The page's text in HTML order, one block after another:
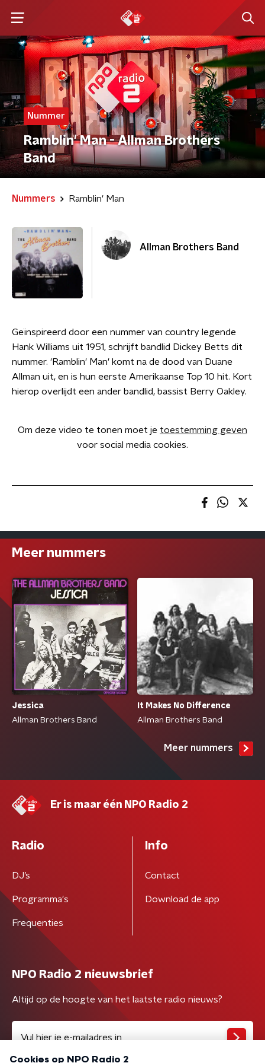
Nummer
Ramblin' Man - Allman Brothers
Band
Nummers Ramblin' Man
Allman Brothers Band
Geïnspireerd door een nummer van country legende
Hank Williams uit 1951, schrijft bandlid Dickey Betts dit
nummer. 'Ramblin' Man' komt na de dood van Duane
Allman uit, en is hun eerste Amerikaanse Top 10 hit. Kort
hierop overlijdt een ander bandlid, bassist Berry Oakley.
Om deze video te tonen moet je toestemming geven
voor social media cookies.
Meer nummers
Jessica
Allman Brothers Band
It Makes No Difference
Allman Brothers Band
Meer nummers
Er is maar één NPO Radio 2
Radio
DJ’s
Programma's
Frequenties
Info
Contact
Download de app
NPO Radio 2 nieuwsbrief
Altijd op de hoogte van het laatste radio nieuws?